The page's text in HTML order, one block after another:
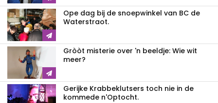
Ope dag bij de snoepwinkel van BC de
Waterstraot.
Gròòt misterie over 'n beeldje: Wie wit
meer?
Gerijke Krabbeklutsers toch nie in de
kommede n'Optocht.